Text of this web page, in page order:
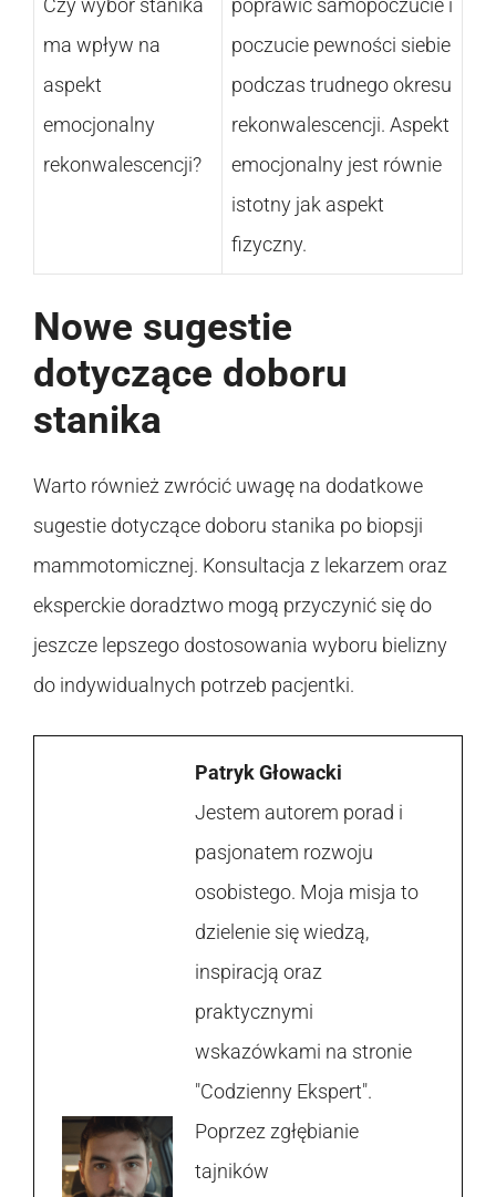
Czy wybór stanika
ma wpływ na
aspekt
emocjonalny
rekonwalescencji?
poprawić samopoczucie i
poczucie pewności siebie
podczas trudnego okresu
rekonwalescencji. Aspekt
emocjonalny jest równie
istotny jak aspekt
fizyczny.
Nowe sugestie
dotyczące doboru
stanika
Warto również zwrócić uwagę na dodatkowe
sugestie dotyczące doboru stanika po biopsji
mammotomicznej. Konsultacja z lekarzem oraz
eksperckie doradztwo mogą przyczynić się do
jeszcze lepszego dostosowania wyboru bielizny
do indywidualnych potrzeb pacjentki.
Patryk Głowacki
Jestem autorem porad i
pasjonatem rozwoju
osobistego. Moja misja to
dzielenie się wiedzą,
inspiracją oraz
praktycznymi
wskazówkami na stronie
"Codzienny Ekspert".
Poprzez zgłębianie
tajników